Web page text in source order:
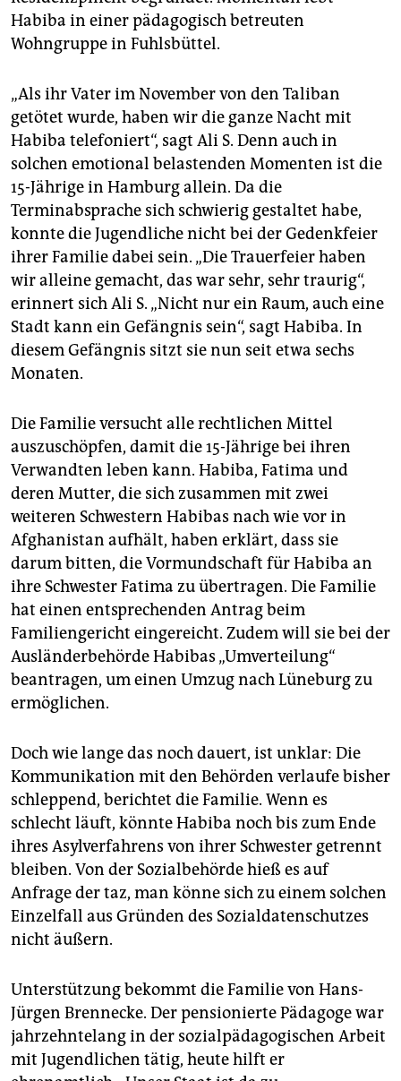
Habiba in einer pädagogisch betreuten
Wohngruppe in Fuhlsbüttel.
„Als ihr Vater im November von den Taliban
getötet wurde, haben wir die ganze Nacht mit
Habiba telefoniert“, sagt Ali S. Denn auch in
solchen emotional belastenden Momenten ist die
15-Jährige in Hamburg allein. Da die
Terminabsprache sich schwierig gestaltet habe,
konnte die Jugendliche nicht bei der Gedenkfeier
ihrer Familie dabei sein. „Die Trauerfeier haben
wir alleine gemacht, das war sehr, sehr traurig“,
erinnert sich Ali S. „Nicht nur ein Raum, auch eine
Stadt kann ein Gefängnis sein“, sagt Habiba. In
diesem Gefängnis sitzt sie nun seit etwa sechs
Monaten.
Die Familie versucht alle rechtlichen Mittel
auszuschöpfen, damit die 15-Jährige bei ihren
Verwandten leben kann. Habiba, Fatima und
deren Mutter, die sich zusammen mit zwei
weiteren Schwestern Habibas nach wie vor in
Afghanistan aufhält, haben erklärt, dass sie
darum bitten, die Vormundschaft für Habiba an
ihre Schwester Fatima zu übertragen. Die Familie
hat einen entsprechenden Antrag beim
Familiengericht eingereicht. Zudem will sie bei der
Ausländerbehörde Habibas „Umverteilung“
beantragen, um einen Umzug nach Lüneburg zu
ermöglichen.
Doch wie lange das noch dauert, ist unklar: Die
Kommunikation mit den Behörden verlaufe bisher
schleppend, berichtet die Familie. Wenn es
schlecht läuft, könnte Habiba noch bis zum Ende
ihres Asylverfahrens von ihrer Schwester getrennt
bleiben. Von der Sozialbehörde hieß es auf
Anfrage der taz, man könne sich zu einem solchen
Einzelfall aus Gründen des Sozialdatenschutzes
nicht äußern.
Unterstützung bekommt die Familie von Hans-
Jürgen Brennecke. Der pensionierte Pädagoge war
jahrzehntelang in der sozialpädagogischen Arbeit
mit Jugendlichen tätig, heute hilft er